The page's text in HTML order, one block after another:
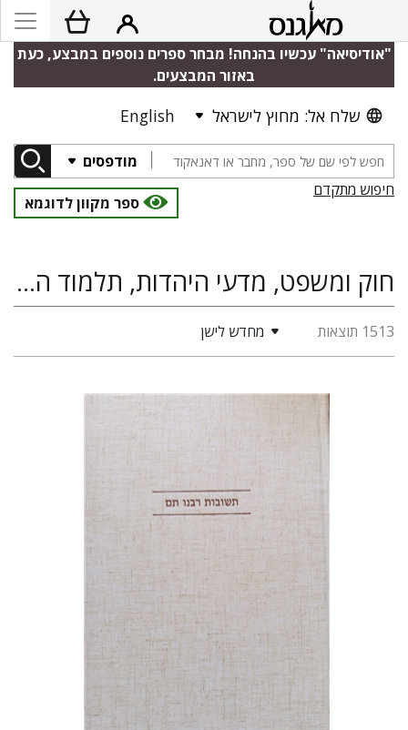
"אודיסיאה" עכשיו בהנחה! מבחר ספרים נוספים במבצע, כעת
באזור המבצעים.
שלח אל: מחוץ לישראל English
מודפסים
חיפוש מתקדם
ספר מקוון לדוגמא
חוק ומשפט, מדעי היהדות, תלמוד הלכה ומדרש, היסטוריה יהודית
1513 תוצאות מחדש לישן
הנחת אתר ספר מודפס
$45